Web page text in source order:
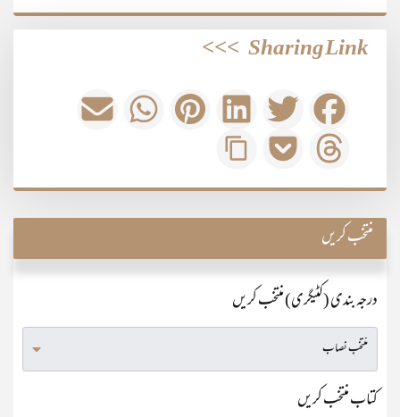
Sharing Link
>>>
منتخب کریں
درجہ بندی (کٹیگری) منتخب کریں
کتاب منتخب کریں